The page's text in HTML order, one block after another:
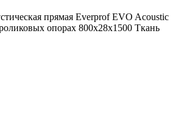
прямая Everprof EVO Acoustic
опорах 800х28х1500 Ткань